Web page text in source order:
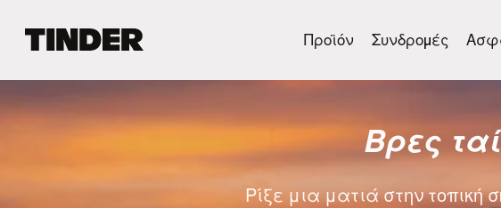
ι
Προϊόν Συνδρομές
Βρες
Ρίξε μια ματιά στην